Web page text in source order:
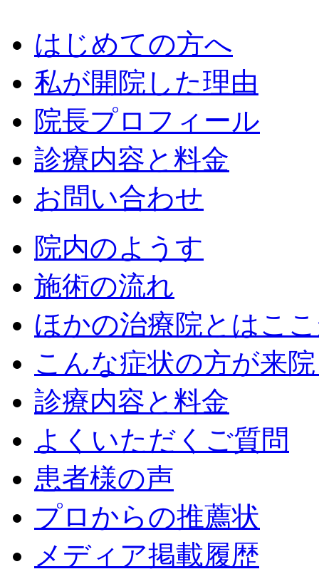
はじめての方へ
私が開院した理由
院長プロフィール
診療内容と料金
お問い合わせ
院内のようす
施術の流れ
ほかの治療院とはこ
こんな症状の方が来
診療内容と料金
よくいただくご質問
患者様の声
プロからの推薦状
メディア掲載履歴